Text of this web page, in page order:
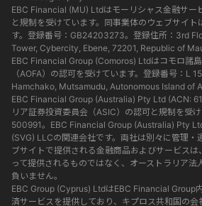
EBC Financial (MU) Ltdはモーリシャス金融サー
と規制を受けています。同事業体のウェブサイト
す。登録番号：GB24203273。登録住所：3rd
Tower, Cybercity, Ebene, 72201, Republic of
EBC Financial Group (Comoros) Ltdはコモロ諸
（AOFA）の認可を受けています。登録番号：L
Hamchako, Mutsamudu, Autonomous Island of
EBC Financial Group (Australia) Pty Ltd (ACN:
リア証券投資委員会（ASIC）の認可と規制を受
500991。EBC Financial Group (Australia) Pty
(SVG) LLCの関連会社です。両社は別々に管理・
ブサイトで提供される金融商品およびサービスは
って提供されるものではなく、オーストラリア法
負いません。
EBC Group (Cyprus) LtdはEBC Financial Group
済サービスを提供しており、キプロス共和国の会